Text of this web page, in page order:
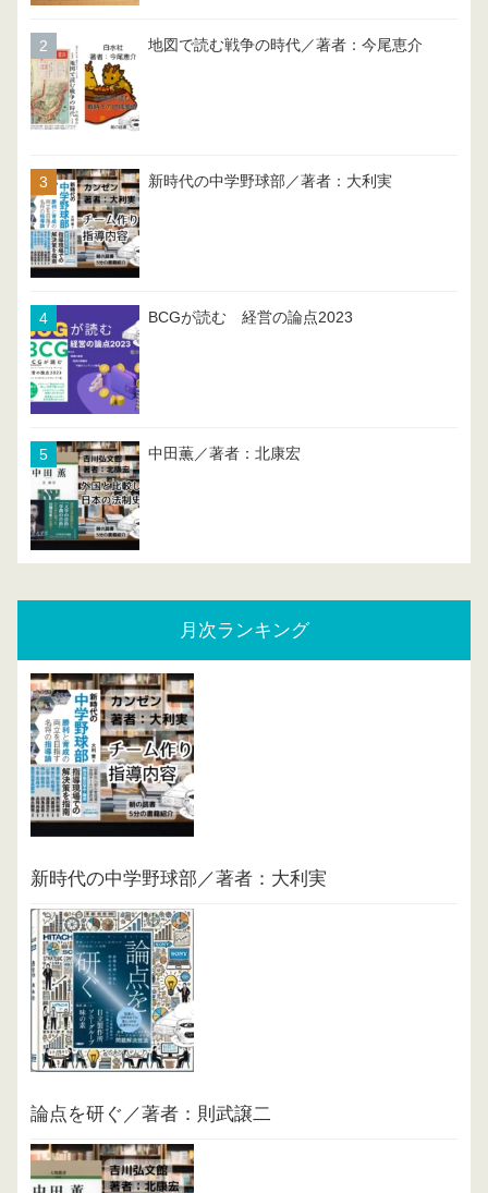
地図で読む戦争の時代／著者：今尾恵介
新時代の中学野球部／著者：大利実
BCGが読む 経営の論点2023
中田薫／著者：北康宏
月次ランキング
新時代の中学野球部／著者：大利実
論点を研ぐ／著者：則武譲二